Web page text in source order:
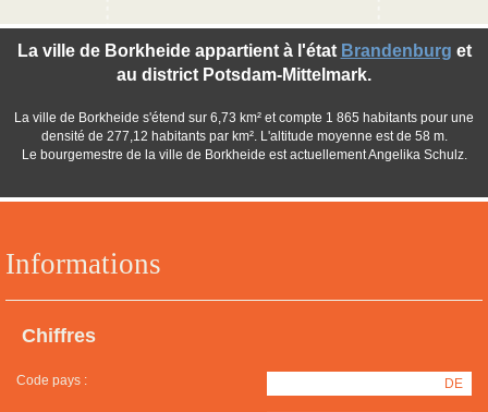
Informations
Chiffres
Code pays : DE
La ville de Borkheide appartient à l'état Brandenburg et
au district Potsdam-Mittelmark.
La ville de Borkheide s'étend sur 6,73 km² et compte 1 865 habitants pour une
densité de 277,12 habitants par km². L'altitude moyenne est de 58 m.
Le bourgemestre de la ville de Borkheide est actuellement Angelika Schulz.